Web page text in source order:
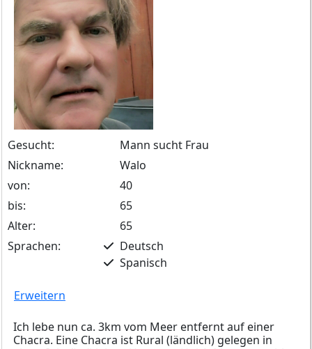
Gesucht:
Mann sucht Frau
Nickname:
Walo
von:
40
bis:
65
Alter:
65
Sprachen:
Deutsch
Spanisch
Erweitern
Ich lebe nun ca. 3km vom Meer entfernt auf einer
Chacra. Eine Chacra ist Rural (ländlich) gelegen in